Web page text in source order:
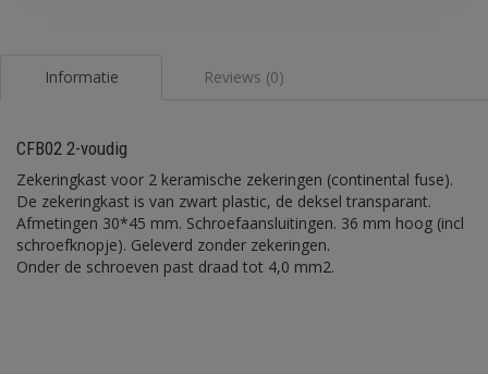
Informatie Reviews (0)
CFB02 2-voudig
Zekeringkast voor 2 keramische zekeringen (continental fuse).
De zekeringkast is van zwart plastic, de deksel transparant.
Afmetingen 30*45 mm. Schroefaansluitingen. 36 mm hoog (incl
schroefknopje). Geleverd zonder zekeringen.
Onder de schroeven past draad tot 4,0 mm2.